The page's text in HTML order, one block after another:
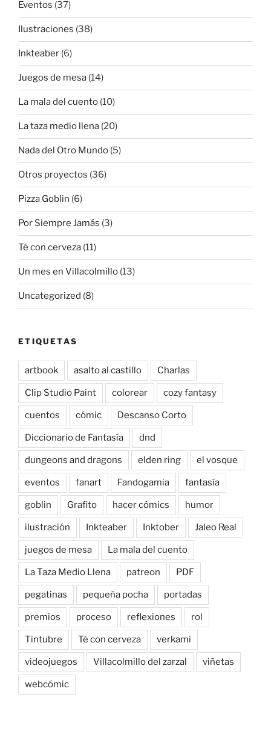
Eventos (37)
Ilustraciones (38)
Inkteaber (6)
Juegos de mesa (14)
La mala del cuento (10)
La taza medio llena (20)
Nada del Otro Mundo (5)
Otros proyectos (36)
Pizza Goblin (6)
Por Siempre Jamás (3)
Té con cerveza (11)
Un mes en Villacolmillo (13)
Uncategorized (8)
ETIQUETAS
artbook asalto al castillo Charlas
Clip Studio Paint colorear cozy fantasy
cuentos cómic Descanso Corto
Diccionario de Fantasía dnd
dungeons and dragons elden ring el vosque
eventos fanart Fandogamia fantasía
goblin Grafito hacer cómics humor
ilustración Inkteaber Inktober Jaleo Real
juegos de mesa La mala del cuento
La Taza Medio Llena patreon PDF
pegatinas pequeña pocha portadas
premios proceso reflexiones rol
Tintubre Té con cerveza verkami
videojuegos Villacolmillo del zarzal viñetas
webcómic